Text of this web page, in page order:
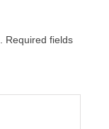
Required fields